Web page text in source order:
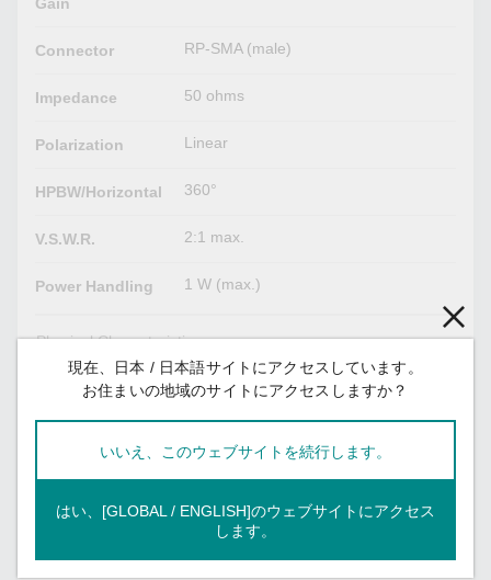
Connector RP-SMA (male)
Impedance 50 ohms
Polarization Linear
HPBW/Horizontal 360°
V.S.W.R. 2:1 max.
Power Handling 1 W (max.)
Physical Characteristics
Weight 9.65 g (0.02 lb)
Radome Color Black
Plastic
現在、日本 / 日本語サイトにアクセスしています。
お住まいの地域のサイトにアクセスしますか？
いいえ、このウェブサイトを続行します。
はい、[GLOBAL / ENGLISH]のウェブサイトにアクセス
します。